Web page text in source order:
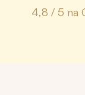
4,8 / 5 na